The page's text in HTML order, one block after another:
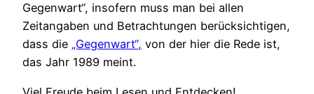
Gegenwart“, insofern muss man bei allen
Zeitangaben und Betrachtungen berücksichtigen,
dass die „Gegenwart“, von der hier die Rede ist,
das Jahr 1989 meint.